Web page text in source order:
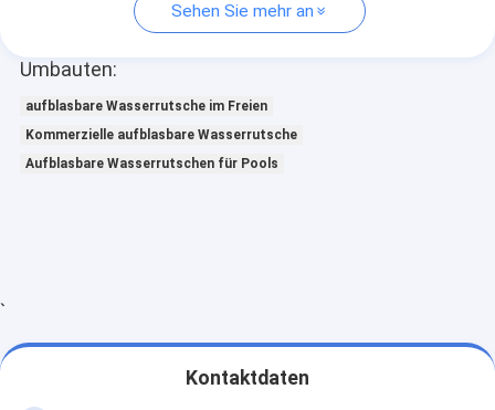
Sehen Sie mehr an
Umbauten:
aufblasbare Wasserrutsche im Freien
Kommerzielle aufblasbare Wasserrutsche
Aufblasbare Wasserrutschen für Pools
`
Kontaktdaten